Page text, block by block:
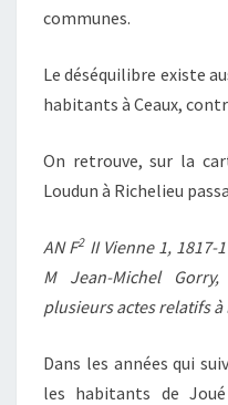
communes.
Le déséquilibre existe
habitants à Ceaux,
On retrouve, sur la
Loudun à Richelieu
AN F2II Vienne 1, 1817-
M Jean-Michel
plusieurs actes relatifs
Dans les années qui
les habitants de